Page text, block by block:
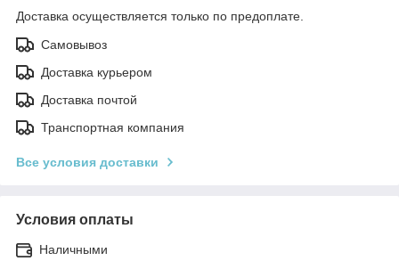
Доставка осуществляется только по предоплате.
Самовывоз
Доставка курьером
Доставка почтой
Транспортная компания
Все условия доставки
Условия оплаты
Наличными